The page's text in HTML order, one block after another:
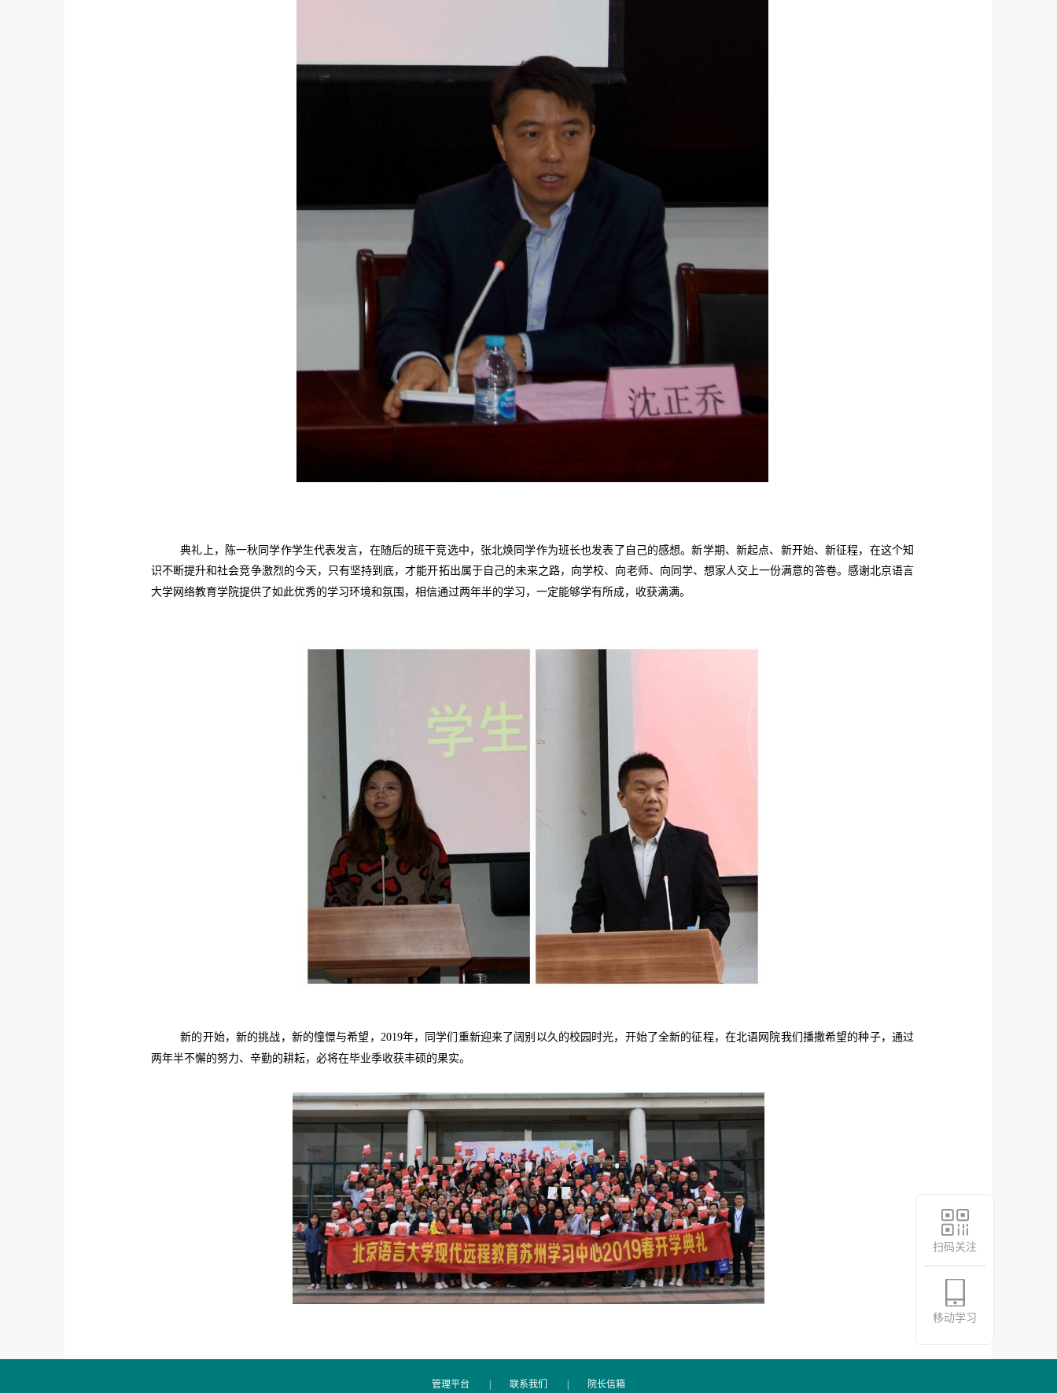
扫码关注
移动学习
典礼上，陈一秋同学作学生代表发言，在随后的班干竞选中，张北焕同学作为班长也发表了自己的感想。新学期、新起点、新开始、新征程，在这个知
识不断提升和社会竞争激烈的今天，只有坚持到底，才能开拓出属于自己的未来之路，向学校、向老师、向同学、想家人交上一份满意的答卷。感谢北京语言
大学网络教育学院提供了如此优秀的学习环境和氛围，相信通过两年半的学习，一定能够学有所成，收获满满。
新的开始，新的挑战，新的憧憬与希望， 2019年，同学们重新迎来了阔别以久的校园时光，开始了全新的征程，在北语网院我们播撒希望的种子，通过
两年半不懈的努力、辛勤的耕耘，必将在毕业季收获丰硕的果实。
管理平台 | 联系我们 | 院长信箱